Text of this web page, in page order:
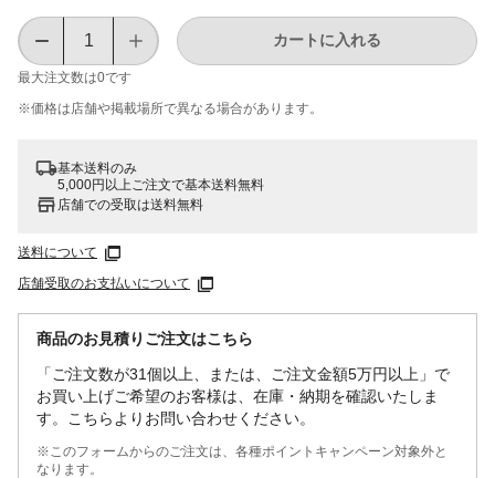
最大注文数は0です
カートに入れる
※価格は​店舗や​掲載場所で​異なる​場合が​あります。
基本送料のみ
5,000円以上ご注文で基本送料無料
店舗での受取は送料無料
送料について
店舗受取のお支払いについて
商品のお見積りご注文はこちら
「ご注文数が31個以上、または、ご注文金額5万円以上」で
お買い上げご希望のお客様は、在庫・納期を確認いたしま
す。こちらよりお問い合わせください。
※このフォームからのご注文は、各種ポイントキャンペーン対象外と
なります。